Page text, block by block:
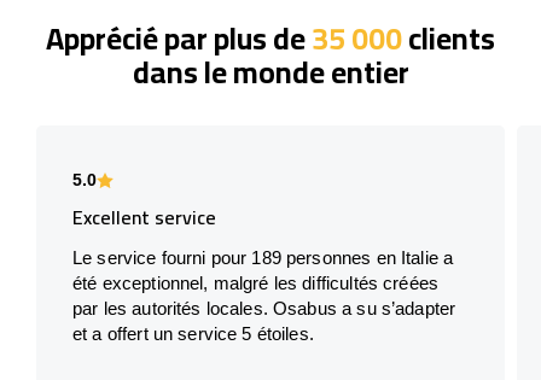
Apprécié par plus de35 000clients
dans le monde entier
5.0
Excellent service
Le service fourni pour 189 personnes en Italie a
été exceptionnel, malgré les difficultés créées
par les autorités locales. Osabus a su s’adapter
et a offert un service 5 étoiles.